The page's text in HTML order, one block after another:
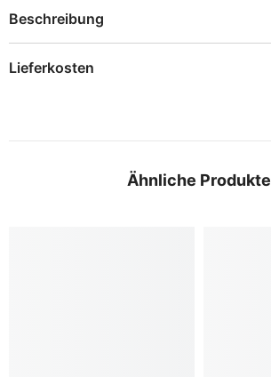
Beschreibung
Lieferkosten
Ähnliche Produkte